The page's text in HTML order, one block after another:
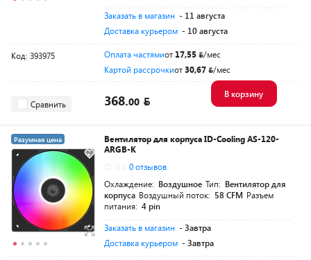
Заказать в магазин - 11 августа
Доставка курьером - 10 августа
Код: 393975 Оплата частямиот 17,55
/мес
Картой рассрочкиот30,67 /мес
Сравнить 368.00
В корзину
Разумная цена
Вентилятор для корпуса ID-Cooling AS-120-
ARGB-K
0 отзывов
Охлаждение: Воздушное Тип: Вентилятор для
корпуса Воздушный поток: 58 CFM Разъем
питания: 4 pin
Заказать в магазин - Завтра
Доставка курьером - Завтра